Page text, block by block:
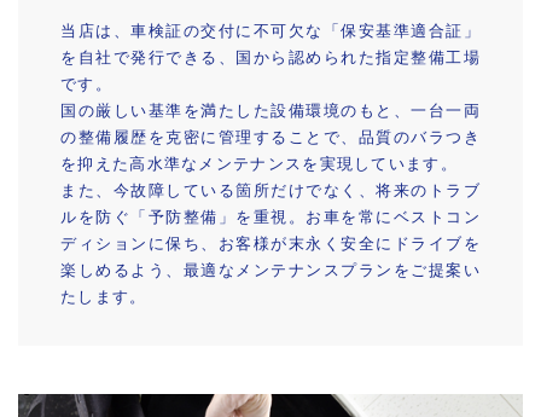
当店は、車検証の交付に不可欠な「保安基準適合証」
を自社で発行できる、国から認められた指定整備工場
です。
国の厳しい基準を満たした設備環境のもと、一台一両
の整備履歴を克密に管理することで、品質のバラつき
を抑えた高水準なメンテナンスを実現しています。
また、今故障している箇所だけでなく、将来のトラブ
ルを防ぐ「予防整備」を重視。お車を常にベストコン
ディションに保ち、お客様が末永く安全にドライブを
楽しめるよう、最適なメンテナンスプランをご提案い
たします。